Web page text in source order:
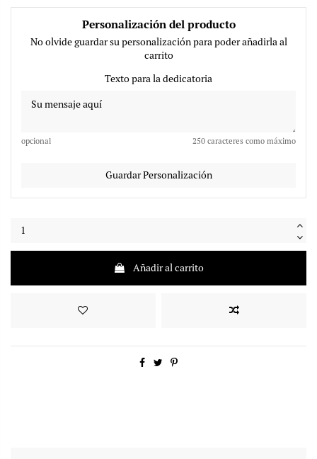
Personalización del producto
No olvide guardar su personalización para poder añadirla al
carrito
Texto para la dedicatoria
opcional 250 caracteres como máximo
Guardar Personalización
Añadir al carrito